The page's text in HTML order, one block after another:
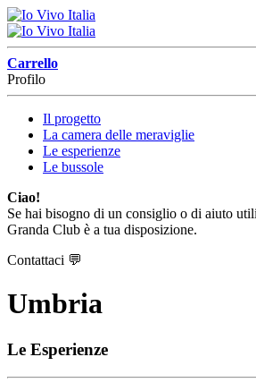
Carrello
Profilo
Il progetto
La camera delle meraviglie
Le esperienze
Le bussole
Ciao!
Se hai bisogno di un consiglio o di aiuto
Granda Club è a tua disposizione.
Contattaci 💬
Umbria
Le Esperienze